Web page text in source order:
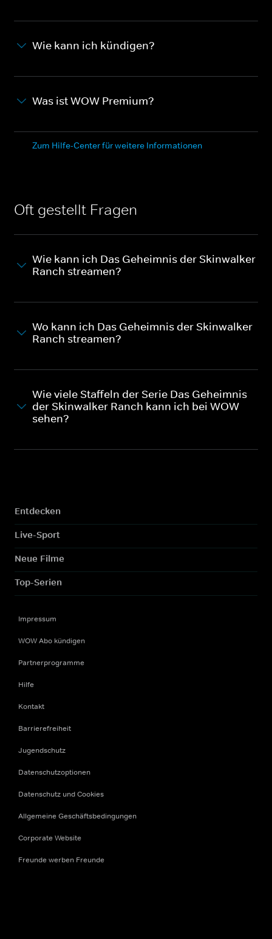
Wie kann ich kündigen?
Was ist WOW Premium?
Zum Hilfe-Center für weitere Informationen
Oft gestellt Fragen
Wie kann ich Das Geheimnis der Skinwalker
Ranch streamen?
Wo kann ich Das Geheimnis der Skinwalker
Ranch streamen?
Wie viele Staffeln der Serie Das Geheimnis
der Skinwalker Ranch kann ich bei WOW
sehen?
Entdecken
Live-Sport
Neue Filme
Top-Serien
Impressum
WOW Abo kündigen
Partnerprogramme
Hilfe
Kontakt
Barrierefreiheit
Jugendschutz
Datenschutzoptionen
Datenschutz und Cookies
Allgemeine Geschäftsbedingungen
Corporate Website
Freunde werben Freunde